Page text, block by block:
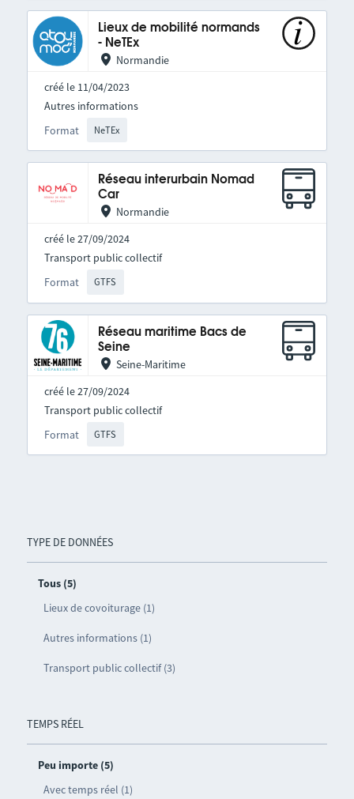
TYPE DE DONNÉES
Tous (5)
Lieux de covoiturage (1)
Autres informations (1)
Transport public collectif (3)
TEMPS RÉEL
Peu importe (5)
Avec temps réel (1)
Lieux de mobilité normands
- NeTEx
Normandie
créé le 11/04/2023
Format NeTEx
Autres informations
Réseau interurbain Nomad
Car
Normandie
créé le 27/09/2024
Format GTFS
Transport public collectif
Réseau maritime Bacs de
Seine
Seine-Maritime
créé le 27/09/2024
Format GTFS
Transport public collectif